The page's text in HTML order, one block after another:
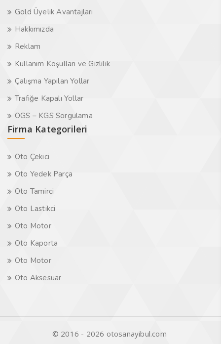
Gold Üyelik Avantajları
Hakkımızda
Reklam
Kullanım Koşulları ve Gizlilik
Çalışma Yapılan Yollar
Trafiğe Kapalı Yollar
OGS – KGS Sorgulama
Firma Kategorileri
Oto Çekici
Oto Yedek Parça
Oto Tamirci
Oto Lastikci
Oto Motor
Oto Kaporta
Oto Motor
Oto Aksesuar
© 2016 - 2026 otosanayibul.com